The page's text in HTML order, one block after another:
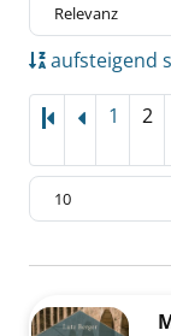
aufsteigend
1 2
Zu den